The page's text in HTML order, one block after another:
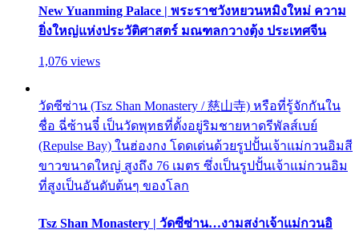
New Yuanming Palace | พระราชวังหยวนหมิงใหม่ ความ
ยิ่งใหญ่แห่งประวัติศาสตร์ มณฑลกวางตุ้ง ประเทศจีน
1,076 views
วัดซีซ่าน (Tsz Shan Monastery / 慈山寺) หรือที่รู้จักกันใน
ชื่อ ฉี่ซ้านจี๋ เป็นวัดพุทธที่ตั้งอยู่ริมชายหาดรีพัลส์เบย์
(Repulse Bay) ในฮ่องกง โดดเด่นด้วยรูปปั้นเจ้าแม่กวนอิมสี
ขาวขนาดใหญ่ สูงถึง 76 เมตร ซึ่งเป็นรูปปั้นเจ้าแม่กวนอิม
ที่สูงเป็นอันดับต้นๆ ของโลก
Tsz Shan Monastery | วัดซีซ่าน…งามสง่าเจ้าแม่กวนอิ